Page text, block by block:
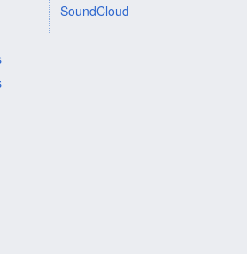
SoundCloud